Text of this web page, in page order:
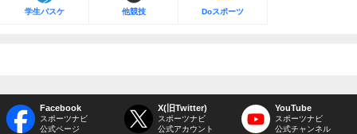
学生バスケ 他競技 Doスポーツ
Facebook
スポーツナビ
公式ページ
X(旧Twitter)
スポーツナビ
公式アカウント
YouTube
スポーツナビ
公式チャンネル